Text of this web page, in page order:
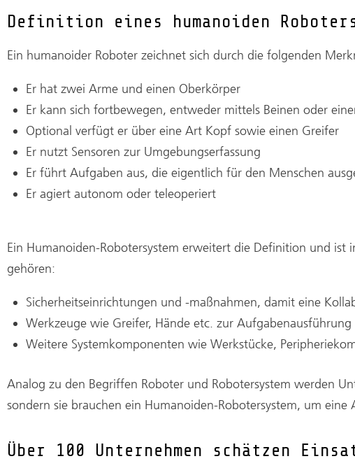
Definition eines humanoiden
Ein humanoider Roboter zeichnet sich durch die folgenden
Er hat zwei Arme und einen Oberkörper
Er kann sich fortbewegen, entweder mittels Beinen oder
Optional verfügt er über eine Art Kopf sowie einen Greifer
Er nutzt Sensoren zur Umgebungserfassung
Er führt Aufgaben aus, die eigentlich für den Menschen
Er agiert autonom oder teleoperiert
Ein Humanoiden-Robotersystem erweitert die Definition und ist
gehören:
Sicherheitseinrichtungen und -maßnahmen, damit eine
Werkzeuge wie Greifer, Hände etc. zur Aufgabenausführung
Weitere Systemkomponenten wie Werkstücke,
Analog zu den Begriffen Roboter und Robotersystem werden
sondern sie brauchen ein Humanoiden-Robotersystem, um eine
Über 100 Unternehmen schätzen